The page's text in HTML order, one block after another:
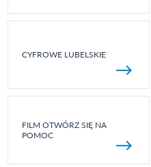
CYFROWE LUBELSKIE
FILM OTWÓRZ SIĘ NA
POMOC